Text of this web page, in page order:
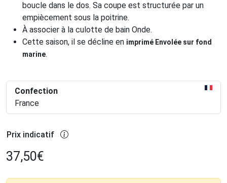
boucle dans le dos. Sa coupe est structurée par un
empiècement sous la poitrine.
À associer à la culotte de bain Onde.
Cette saison, il se décline en imprimé Envolée sur fond
marine.
Confection
France
Prix indicatif
37,50€